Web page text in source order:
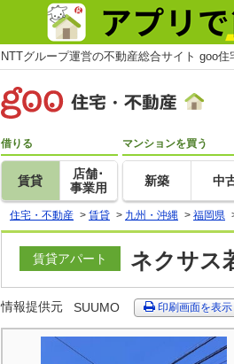
NTTグループ運営の不動産総合サイト goo住
借りる
賃貸
店舗･
事業用
マンションを買う
新築 中
住宅・不動産 > 賃貸 > 九州・沖縄 > 福岡県
賃貸アパート ネクサス
情報提供元 SUUMO 印刷画面を表示